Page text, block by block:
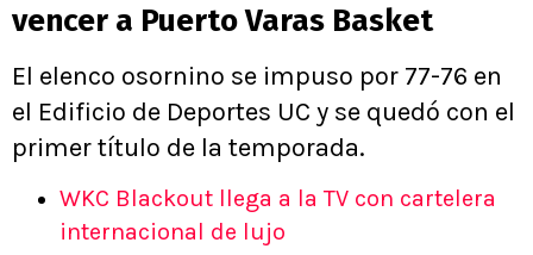
vencer a Puerto Varas Basket
El elenco osornino se impuso por 77-76 en
el Edificio de Deportes UC y se quedó con el
primer título de la temporada.
WKC Blackout llega a la TV con cartelera
internacional de lujo